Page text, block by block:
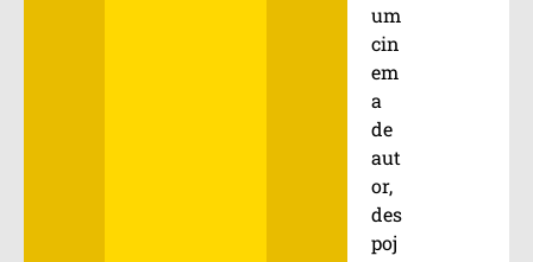
um
cin
em
a
de
aut
or,
des
poj